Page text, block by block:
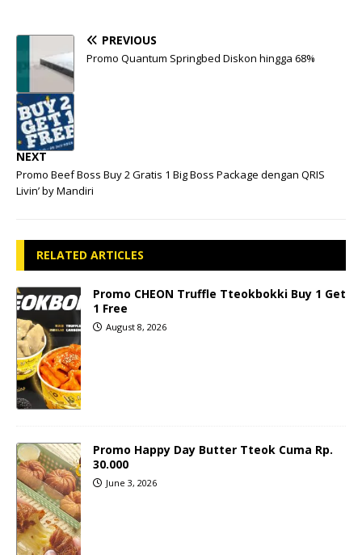
PREVIOUS
Promo Quantum Springbed Diskon hingga 68%
NEXT
Promo Beef Boss Buy 2 Gratis 1 Big Boss Package dengan QRIS
Livin’ by Mandiri
RELATED ARTICLES
Promo CHEON Truffle Tteokbokki Buy 1 Get
1 Free
August 8, 2026
Promo Happy Day Butter Tteok Cuma Rp.
30.000
June 3, 2026